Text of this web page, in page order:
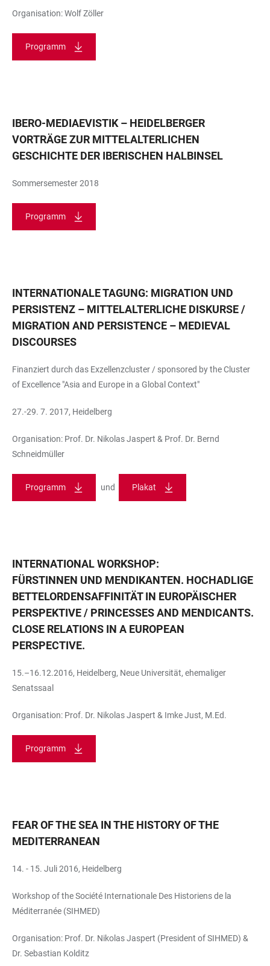
Organisation: Wolf Zöller
Programm
IBERO-MEDIAEVISTIK – HEIDELBERGER
VORTRÄGE ZUR MITTELALTERLICHEN
GESCHICHTE DER IBERISCHEN HALBINSEL
Sommersemester 2018
Programm
INTERNATIONALE TAGUNG: MIGRATION UND
PERSISTENZ – MITTELALTERLICHE DISKURSE /
MIGRATION AND PERSISTENCE – MEDIEVAL
DISCOURSES
Finanziert durch das Exzellenzcluster / sponsored by the Cluster
of Excellence "Asia and Europe in a Global Context"
27.-29. 7. 2017, Heidelberg
Organisation: Prof. Dr. Nikolas Jaspert & Prof. Dr. Bernd
Schneidmüller
Programm und Plakat
INTERNATIONAL WORKSHOP:
FÜRSTINNEN UND MENDIKANTEN. HOCHADLIGE
BETTELORDENSAFFINITÄT IN EUROPÄISCHER
PERSPEKTIVE / PRINCESSES AND MENDICANTS.
CLOSE RELATIONS IN A EUROPEAN
PERSPECTIVE.
15.–16.12.2016, Heidelberg, Neue Universität, ehemaliger
Senatssaal
Organisation: Prof. Dr. Nikolas Jaspert & Imke Just, M.Ed.
Programm
FEAR OF THE SEA IN THE HISTORY OF THE
MEDITERRANEAN
14. - 15. Juli 2016, Heidelberg
Workshop of the Société Internationale Des Historiens de la
Méditerranée (SIHMED)
Organisation: Prof. Dr. Nikolas Jaspert (President of SIHMED) &
Dr. Sebastian Kolditz